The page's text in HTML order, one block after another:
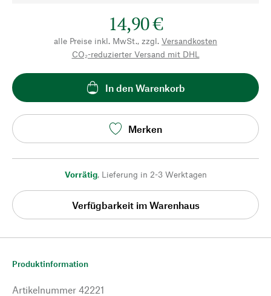
14,90 €
alle Preise inkl. MwSt., zzgl. Versandkosten
CO₂-reduzierter Versand mit DHL
In den Warenkorb
Merken
Vorrätig, Lieferung in 2-3 Werktagen
Verfügbarkeit im Warenhaus
Produktinformation
Artikelnummer 42221